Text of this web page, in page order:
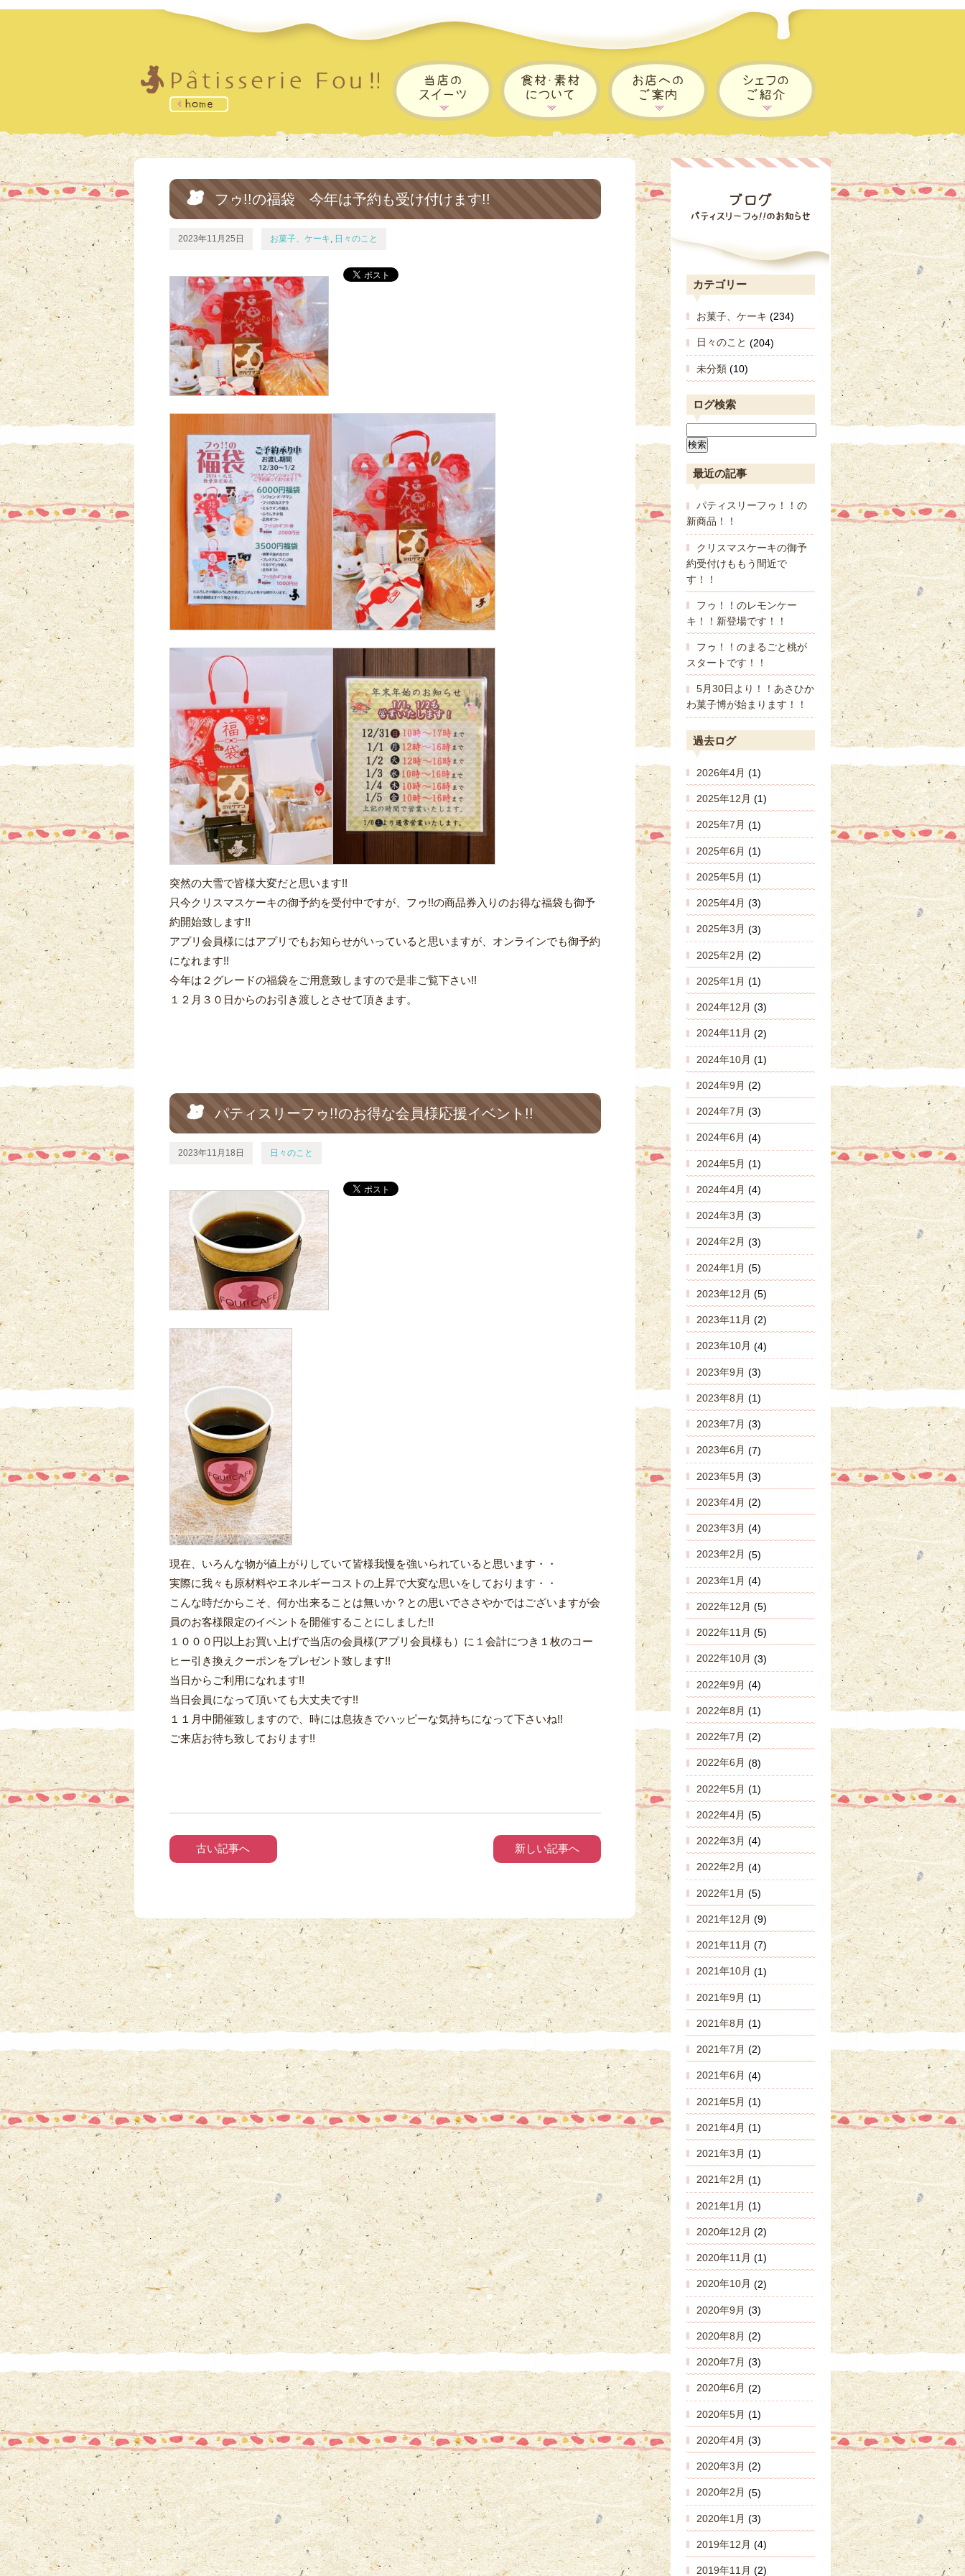
フゥ!!の福袋 今年は予約も受け付けます!!
2023年11月25日 お菓子、ケーキ, 日々のこと
突然の大雪で皆様大変だと思います!!
只今クリスマスケーキの御予約を受付中ですが、フゥ!!の商品券入りのお得な福袋も御予
約開始致します!!
アプリ会員様にはアプリでもお知らせがいっていると思いますが、オンラインでも御予約
になれます!!
今年は２グレードの福袋をご用意致しますので是非ご覧下さい!!
１２月３０日からのお引き渡しとさせて頂きます。
パティスリーフゥ!!のお得な会員様応援イベント!!
2023年11月18日 日々のこと
現在、いろんな物が値上がりしていて皆様我慢を強いられていると思います・・
実際に我々も原材料やエネルギーコストの上昇で大変な思いをしております・・
こんな時だからこそ、何か出来ることは無いか？との思いでささやかではございますが会
員のお客様限定のイベントを開催することにしました!!
１０００円以上お買い上げで当店の会員様(アプリ会員様も）に１会計につき１枚のコー
ヒー引き換えクーポンをプレゼント致します!!
当日からご利用になれます!!
当日会員になって頂いても大丈夫です!!
１１月中開催致しますので、時には息抜きでハッピーな気持ちになって下さいね!!
ご来店お待ち致しております!!
古い記事へ 新しい記事へ
カテゴリー
お菓子、ケーキ (234)
日々のこと (204)
未分類 (10)
ログ検索
最近の記事
パティスリーフゥ！！の
新商品！！
クリスマスケーキの御予
約受付けももう間近で
す！！
フゥ！！のレモンケー
キ！！新登場です！！
フゥ！！のまるごと桃が
スタートです！！
5月30日より！！あさひか
わ菓子博が始まります！！
過去ログ
2026年4月 (1)
2025年12月 (1)
2025年7月 (1)
2025年6月 (1)
2025年5月 (1)
2025年4月 (3)
2025年3月 (3)
2025年2月 (2)
2025年1月 (1)
2024年12月 (3)
2024年11月 (2)
2024年10月 (1)
2024年9月 (2)
2024年7月 (3)
2024年6月 (4)
2024年5月 (1)
2024年4月 (4)
2024年3月 (3)
2024年2月 (3)
2024年1月 (5)
2023年12月 (5)
2023年11月 (2)
2023年10月 (4)
2023年9月 (3)
2023年8月 (1)
2023年7月 (3)
2023年6月 (7)
2023年5月 (3)
2023年4月 (2)
2023年3月 (4)
2023年2月 (5)
2023年1月 (4)
2022年12月 (5)
2022年11月 (5)
2022年10月 (3)
2022年9月 (4)
2022年8月 (1)
2022年7月 (2)
2022年6月 (8)
2022年5月 (1)
2022年4月 (5)
2022年3月 (4)
2022年2月 (4)
2022年1月 (5)
2021年12月 (9)
2021年11月 (7)
2021年10月 (1)
2021年9月 (1)
2021年8月 (1)
2021年7月 (2)
2021年6月 (4)
2021年5月 (1)
2021年4月 (1)
2021年3月 (1)
2021年2月 (1)
2021年1月 (1)
2020年12月 (2)
2020年11月 (1)
2020年10月 (2)
2020年9月 (3)
2020年8月 (2)
2020年7月 (3)
2020年6月 (2)
2020年5月 (1)
2020年4月 (3)
2020年3月 (2)
2020年2月 (5)
2020年1月 (3)
2019年12月 (4)
2019年11月 (2)